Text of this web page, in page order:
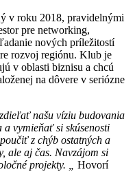
v roku 2018, pravidelnými
pre networking,
nových príležitostí
rozvoj regiónu. Klub je
v oblasti biznisu a chcú
na dôvere v seriózne
našu víziu budovania
a vymieňať si skúsenosti
z chýb ostatných a
ale aj čas. Navzájom si
projekty. „
Hovorí